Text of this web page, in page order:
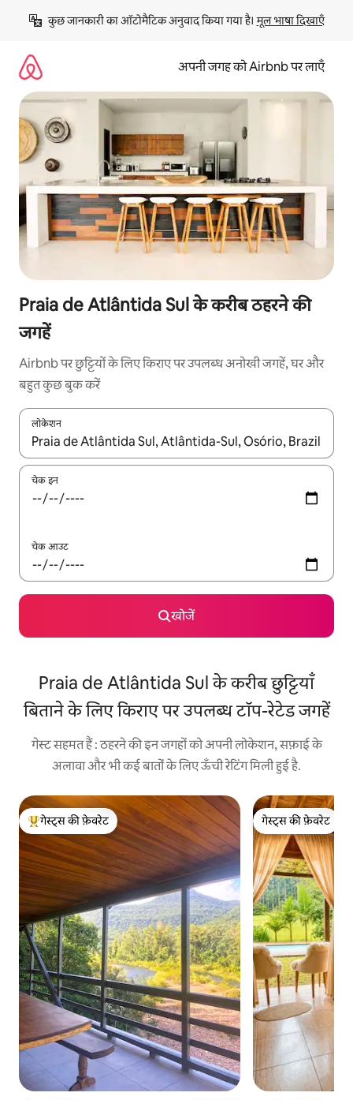
छोड़कर
कॉन्टेंट
कुछ जानकारी का ऑटोमैटिक अनुवाद किया गया है। मूल भाषा दिखाएँ
अपनी जगह को Airbnb पर लाएँ
Praia de Atlântida Sul के करीब ठहरने की
जगहें
Airbnb पर छुट्टियों के लिए किराए पर उपलब्ध अनोखी जगहें, घर और
बहुत कुछ बुक करें
लोकेशन
नतीजों के उपलब्ध होने पर, अप और डाउन 'ऐरो की' का इस्तेमाल करके नेविगेट
चेक इन
चेक आउट
खोजें
Praia de Atlântida Sul के करीब छुट्टियाँ
बिताने के लिए किराए पर उपलब्ध टॉप-रेटेड जगहें
गेस्ट सहमत हैं : ठहरने की इन जगहों को अपनी लोकेशन, सफ़ाई के
अलावा और भी कई बातों के लिए ऊँची रेटिंग मिली हुई है.
गेस्ट्स का टॉप फ़ेवरेट
गेस्ट्स की फ़ेवरेट
गेस्ट्स की फ़ेवरेट
गेस्ट्स की फ़ेवरेट